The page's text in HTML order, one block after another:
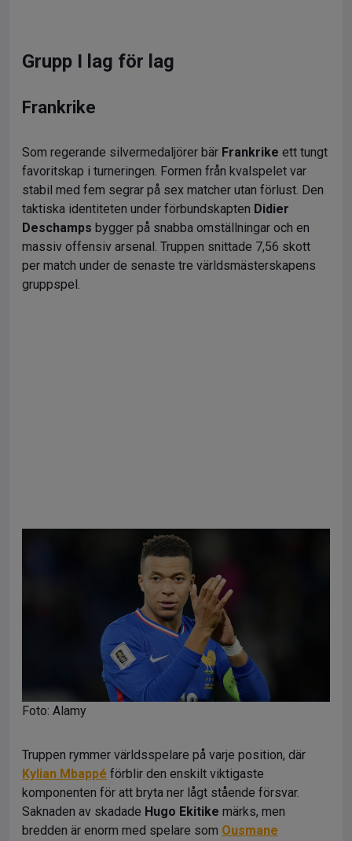
Grupp I lag för lag
Frankrike
Som regerande silvermedaljörer bär Frankrike ett tungt
favoritskap i turneringen. Formen från kvalspelet var
stabil med fem segrar på sex matcher utan förlust. Den
taktiska identiteten under förbundskapten Didier
Deschamps bygger på snabba omställningar och en
massiv offensiv arsenal. Truppen snittade 7,56 skott
per match under de senaste tre världsmästerskapens
gruppspel.
Foto: Alamy
Truppen rymmer världsspelare på varje position, där
Kylian Mbappé förblir den enskilt viktigaste
komponenten för att bryta ner lågt stående försvar.
Saknaden av skadade Hugo Ekitike märks, men
bredden är enorm med spelare som Ousmane